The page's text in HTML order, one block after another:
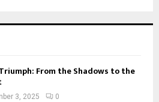
From the Shadows to the
3, 2025 0